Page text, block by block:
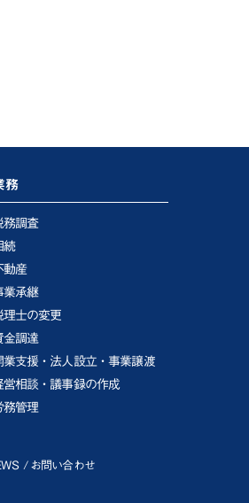
務
務調査
続
動産
業承継
理士の変更
金調達
業支援・法人設立・事業譲渡
営相談・議事録の作成
務管理
お問い合わせ